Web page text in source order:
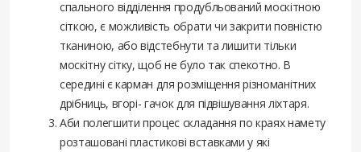
спального відділення продубльований москітною
сіткою, є можливість обрати чи закрити повністю
тканиною, або відстебнути та лишити тільки
москітну сітку, щоб не було так спекотно. В
середині є карман для розміщення різноманітних
дрібниць, вгорі- гачок для підвішування ліхтаря.
Аби полегшити процес складання по краях намету
розташовані пластикові вставками у які